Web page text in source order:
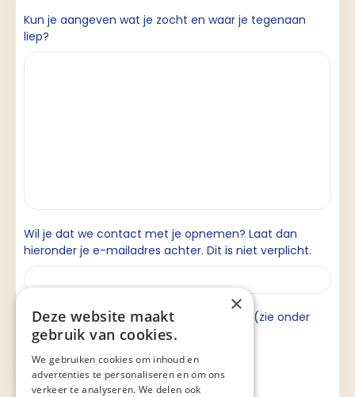
Kun je aangeven wat je zocht en waar je tegenaan
liep?
Wil je dat we contact met je opnemen? Laat dan
hieronder je e-mailadres achter. Dit is niet verplicht.
Ik ga akkoord met de privacyverklaring (zie onder
aan de pagina).
×
Deze website maakt
gebruik van cookies.
We gebruiken cookies om inhoud en
advertenties te personaliseren en om ons
verkeer te analyseren. We delen ook